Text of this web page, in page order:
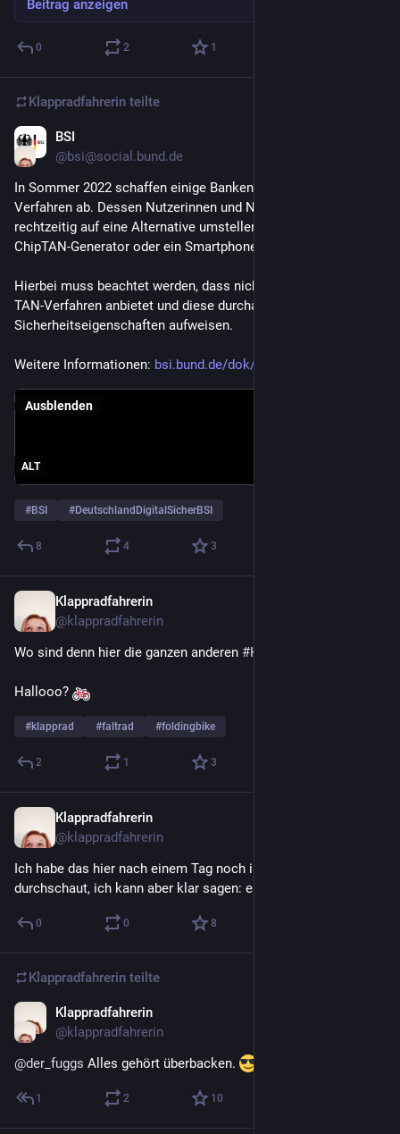
Beitrag anzeigen
0 2 1
Klappradfahrerin teilte
BSI
@bsi@social.bund.de
In Sommer 2022 schaffen einige Banken das smsTAN-
Verfahren ab. Dessen Nutzerinnen und Nutzer sollten
rechtzeitig auf eine Alternative umstellen, die dann einen
ChipTAN-Generator oder ein Smartphone erfordert.
Hierbei muss beachtet werden, dass nicht jede Bank jedes
TAN-Verfahren anbietet und diese durchaus unterschiedliche
Sicherheitseigenschaften aufweisen.
Weitere Informationen: bsi.bund.de/dok/1034074
ALT
Ausblenden
#BSI #DeutschlandDigitalSicherBSI
8 4 3
Klappradfahrerin
@klappradfahrerin
Wo sind denn hier die ganzen anderen #Klappradfahrer
Hallooo?
#klapprad #faltrad #foldingbike
2 1 3
Klappradfahrerin
@klappradfahrerin
Ich habe das hier nach einem Tag noch immer nicht ganz
durchschaut, ich kann aber klar sagen: es ist nett hier.
0 0 8
Klappradfahrerin teilte
Klappradfahrerin
@klappradfahrerin
@der_fuggs Alles gehört überbacken.
1 2 10